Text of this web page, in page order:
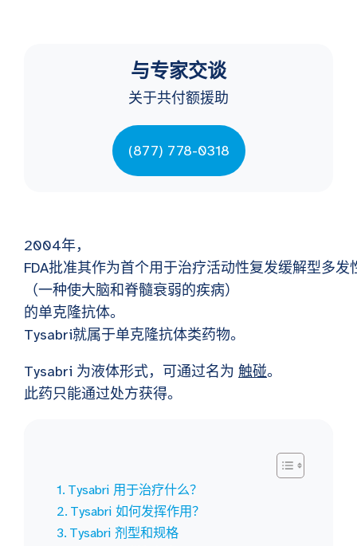
与专家交谈
关于共付额援助
(877) 778-0318
2004年，
FDA批准其作为首个用于治疗活动性复发缓解型多发
（一种使大脑和脊髓衰弱的疾病）
的单克隆抗体。
Tysabri就属于单克隆抗体类药物。
Tysabri 为液体形式，可通过名为 触碰。
此药只能通过处方获得。
Tysabri 用于治疗什么？
Tysabri 如何发挥作用？
Tysabri 剂型和规格